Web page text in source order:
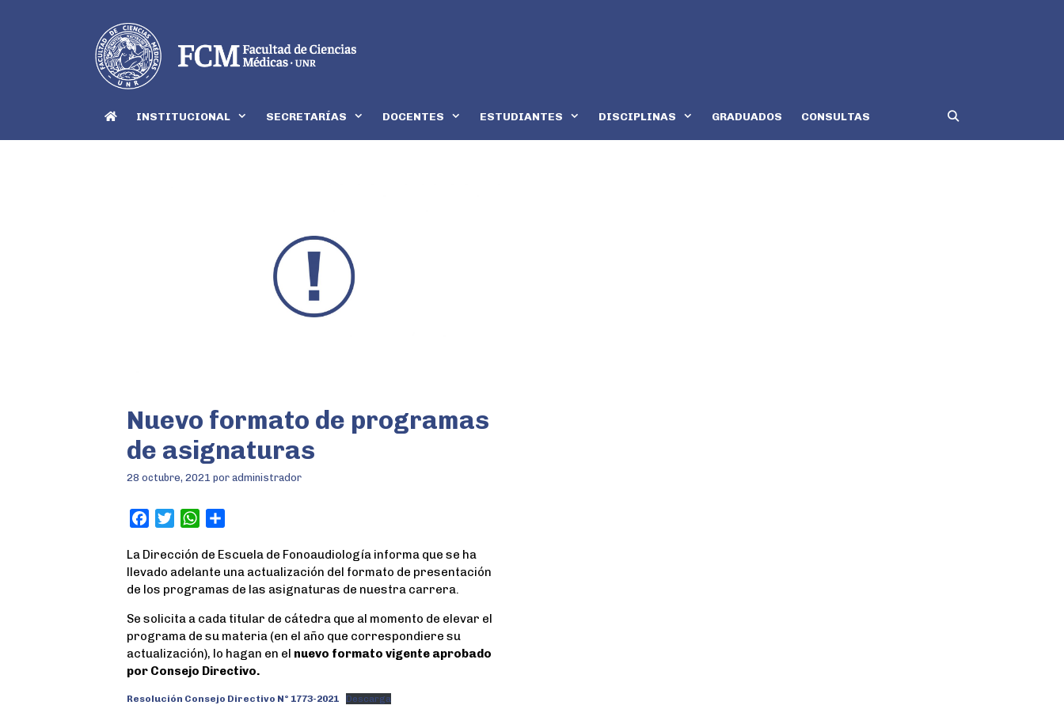
INSTITUCIONAL SECRETARÍAS DOCENTES ESTUDIANTES DISCIPLINAS GRADUADOS CONSULTAS
Nuevo formato de programas
de asignaturas
28 octubre, 2021 por administrador
c
e
b
o
o
k
i
t
t
e
r
W
a
t
s
A
p
p
a
r
e
La Dirección de Escuela de Fonoaudiología informa que se ha
llevado adelante una actualización del formato de presentación
de los programas de las asignaturas de nuestra carrera.
Se solicita a cada titular de cátedra que al momento de elevar el
programa de su materia (en el año que correspondiere su
actualización), lo hagan en el nuevo formato vigente aprobado
por Consejo Directivo.
Resolución Consejo Directivo N° 1773-2021 Descarga